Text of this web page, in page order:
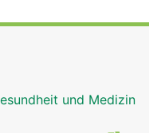
und Medizin